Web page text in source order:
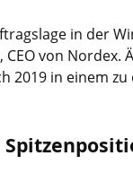
in der
von Nordex.
2019 in einem